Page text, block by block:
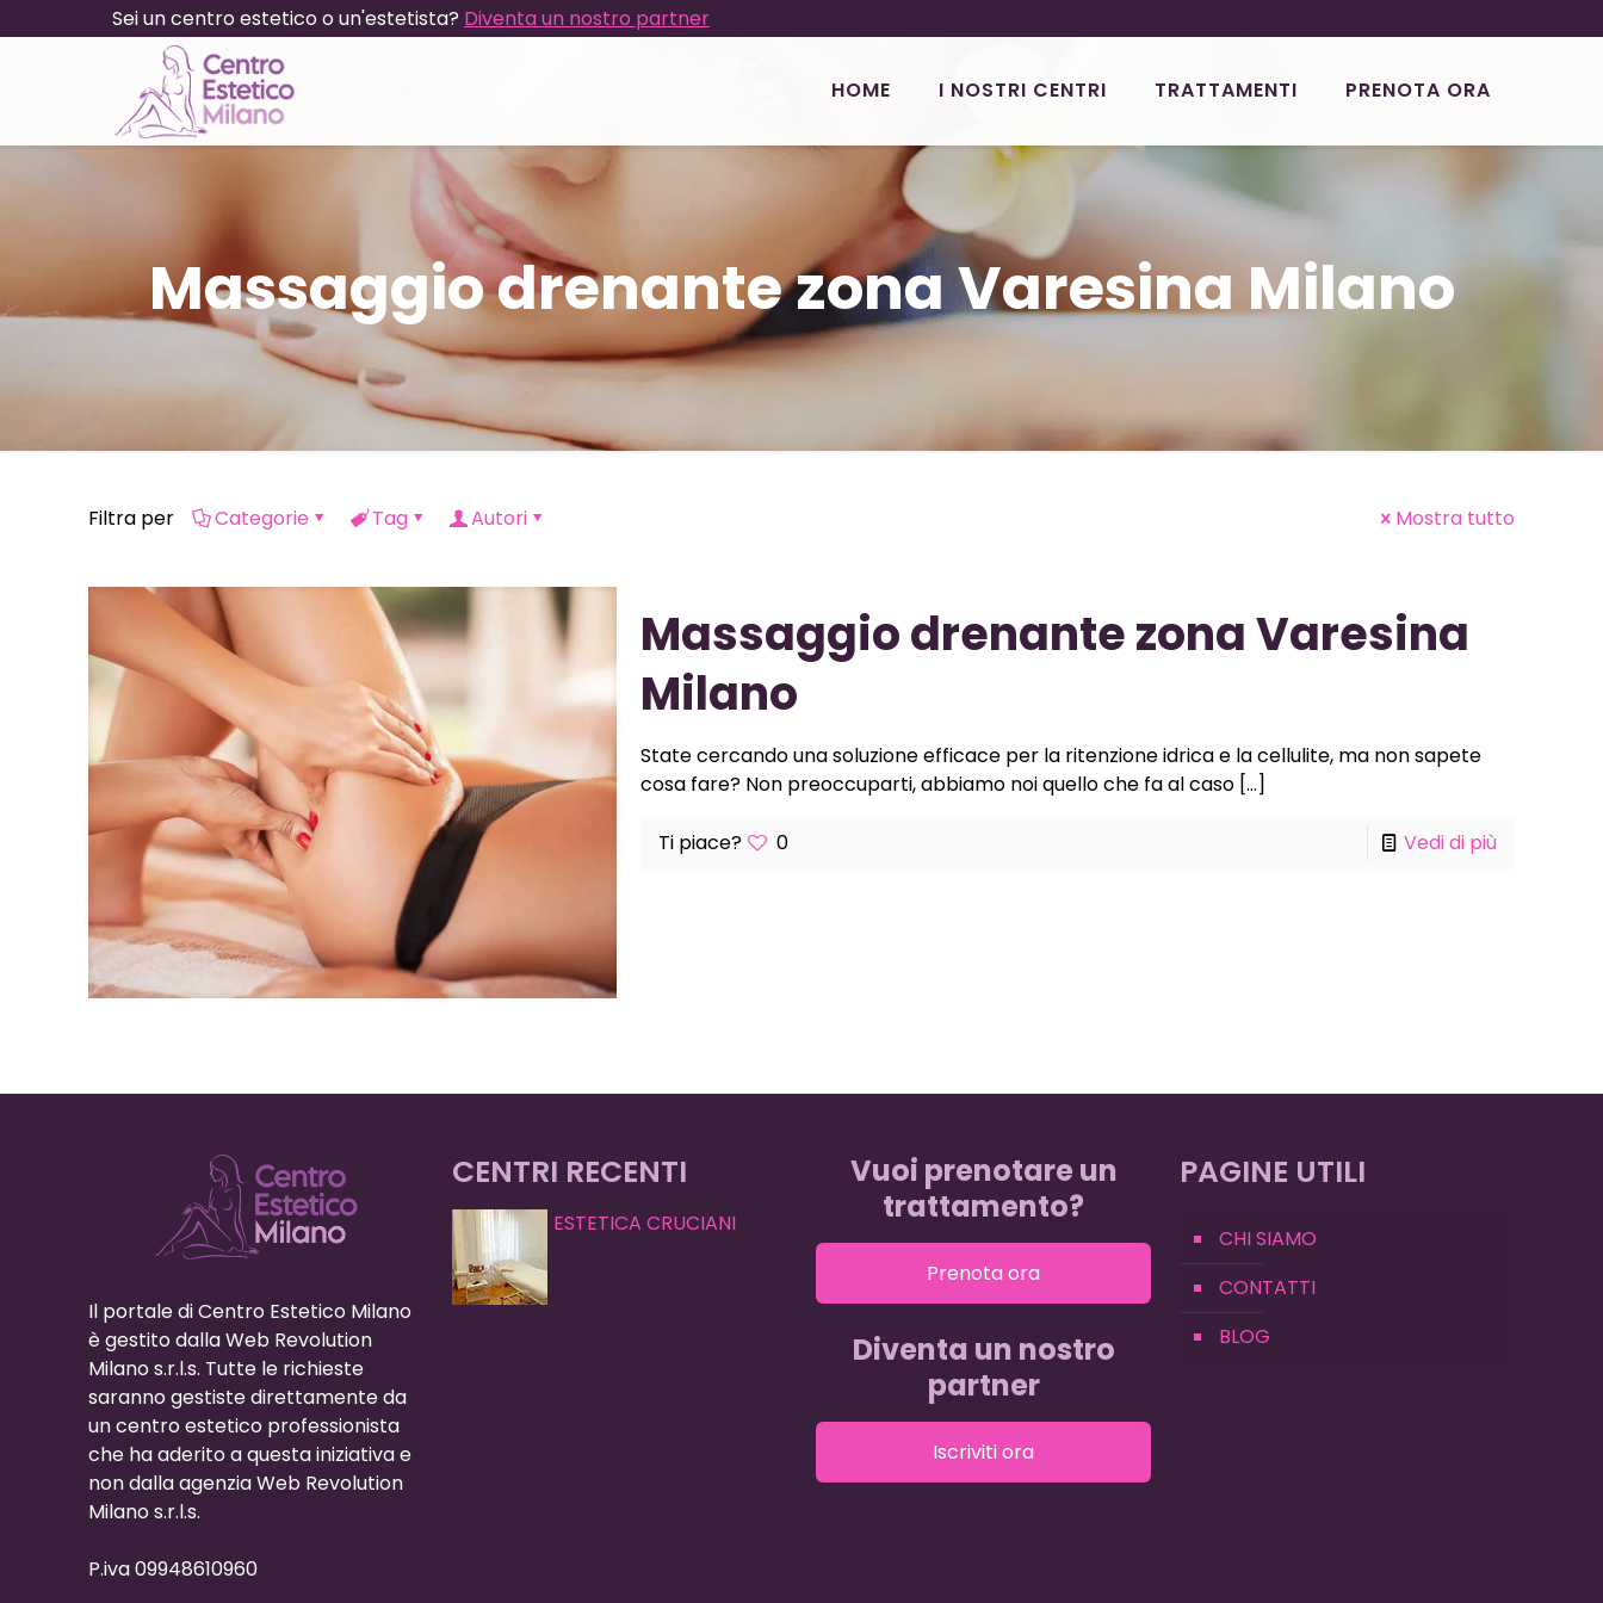
Sei un centro estetico o un'estetista? Diventa un nostro partner
HOME I NOSTRI CENTRI TRATTAMENTI PRENOTA ORA
Massaggio drenante zona Varesina Milano
Filtra per Categorie Tag Autori Mostra tutto
Massaggio drenante zona Varesina
Milano
State cercando una soluzione efficace per la ritenzione idrica e la cellulite, ma non sapete
cosa fare? Non preoccuparti, abbiamo noi quello che fa al caso[…]
Ti piace? 0 Vedi di più
Il portale di Centro Estetico Milano
è gestito dalla Web Revolution
Milano s.r.l.s. Tutte le richieste
saranno gestiste direttamente da
un centro estetico professionista
che ha aderito a questa iniziativa e
non dalla agenzia Web Revolution
Milano s.r.l.s.
P.iva 09948610960
CENTRI RECENTI
ESTETICA CRUCIANI
Vuoi prenotare un
trattamento?
Prenota ora
Diventa un nostro
partner
Iscriviti ora
PAGINE UTILI
CHI SIAMO
CONTATTI
BLOG